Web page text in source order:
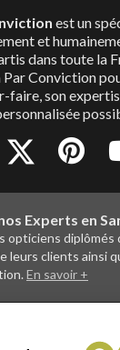
est un
et
dans toute la
Conviction
faire, son
Experts en
opticiens diplômés
leurs clients ainsi
En savoir +